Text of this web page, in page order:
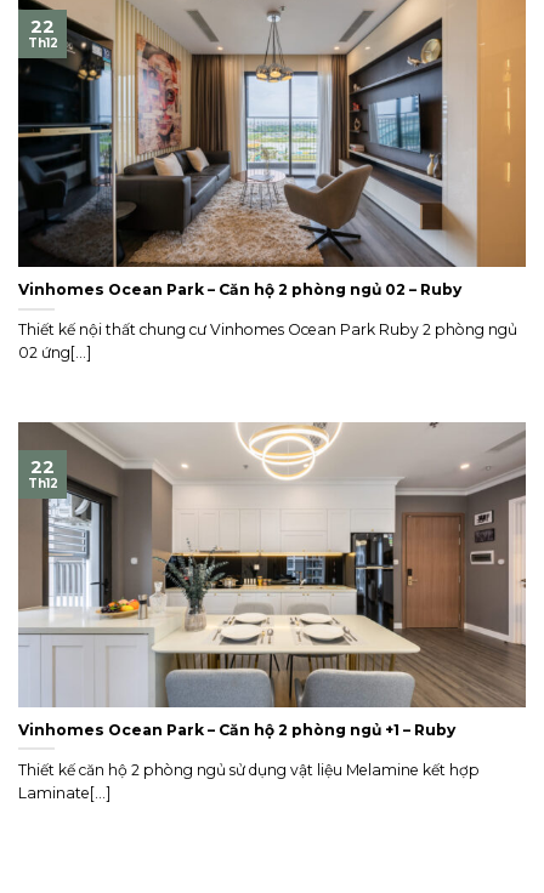
Vinhomes Ocean Park – Căn hộ 2 phòng ngủ 02 – Ruby
Thiết kế nội thất chung cư Vinhomes Ocean Park Ruby 2 phòng ngủ
02 ứng[...]
22
Th12
Vinhomes Ocean Park – Căn hộ 2 phòng ngủ +1 – Ruby
Thiết kế căn hộ 2 phòng ngủ sử dụng vật liệu Melamine kết hợp
Laminate[...]
22
Th12